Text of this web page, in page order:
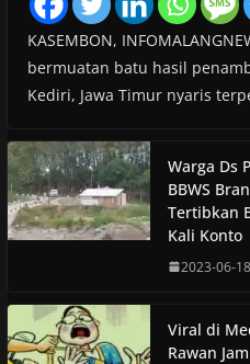
KASEMBON,
bermuatan batu hasil
Kediri, Jawa Timur nyaris
Warga Ds
BBWS
Tertibkan
Kali Konto
2023-06-18
Viral di
Rawan